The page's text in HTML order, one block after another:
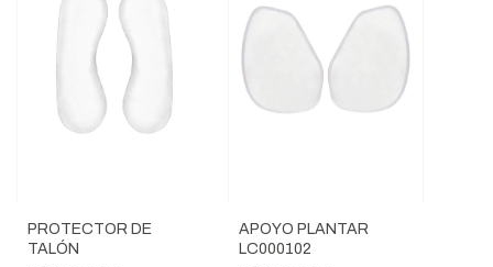
PROTECTOR DE
TALÓN
APOYO PLANTAR
LC000102